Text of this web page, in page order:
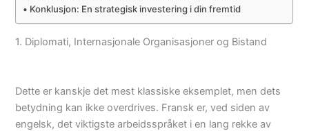
Konklusjon: En strategisk investering i din fremtid
1. Diplomati, Internasjonale Organisasjoner og Bistand
Dette er kanskje det mest klassiske eksemplet, men dets
betydning kan ikke overdrives. Fransk er, ved siden av
engelsk, det viktigste arbeidsspråket i en lang rekke av